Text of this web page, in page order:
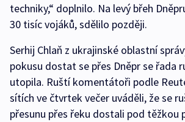
techniky,“ doplnilo. Na levý břeh
30 tisíc vojáků, sdělilo později.
Serhij Chlaň z ukrajinské oblastní
pokusu dostat se přes Dněpr se řada
utopila. Ruští komentátoři podle
sítích ve čtvrtek večer uváděli, že se
přesunu přes řeku dostali pod těžkou